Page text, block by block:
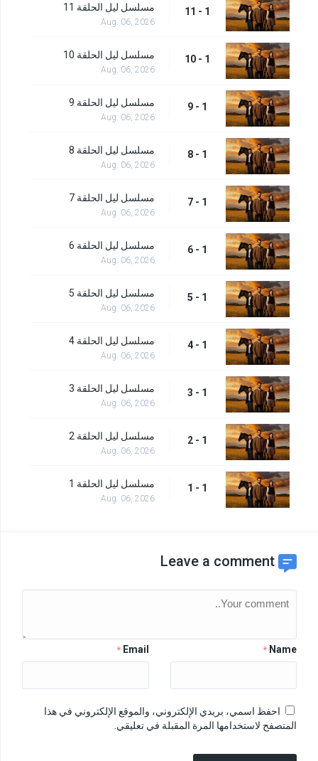
1 - 11 مسلسل ليل الحلقة 11
Aug. 06, 2026
1 - 10 مسلسل ليل الحلقة 10
Aug. 06, 2026
1 - 9 مسلسل ليل الحلقة 9
Aug. 06, 2026
1 - 8 مسلسل ليل الحلقة 8
Aug. 06, 2026
1 - 7 مسلسل ليل الحلقة 7
Aug. 06, 2026
1 - 6 مسلسل ليل الحلقة 6
Aug. 06, 2026
1 - 5 مسلسل ليل الحلقة 5
Aug. 06, 2026
1 - 4 مسلسل ليل الحلقة 4
Aug. 06, 2026
1 - 3 مسلسل ليل الحلقة 3
Aug. 06, 2026
1 - 2 مسلسل ليل الحلقة 2
Aug. 06, 2026
1 - 1 مسلسل ليل الحلقة 1
Aug. 06, 2026
Leave a comment
Name
*
Email
*
احفظ اسمي، بريدي الإلكتروني، والموقع الإلكتروني في هذا
المتصفح لاستخدامها المرة المقبلة في تعليقي.